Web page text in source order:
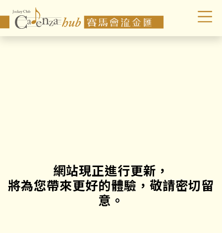
網站現正進行更新，
將為您帶來更好的體驗，敬請密切留
意。